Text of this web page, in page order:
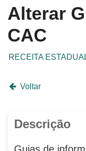
menu
para
conteúdo
Alterar
CAC
RECEITA
Voltar
Descrição
Guias de